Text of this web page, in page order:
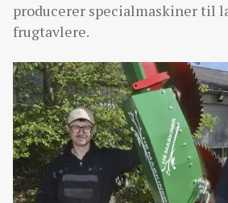
producerer specialmaskiner til
frugtavlere.